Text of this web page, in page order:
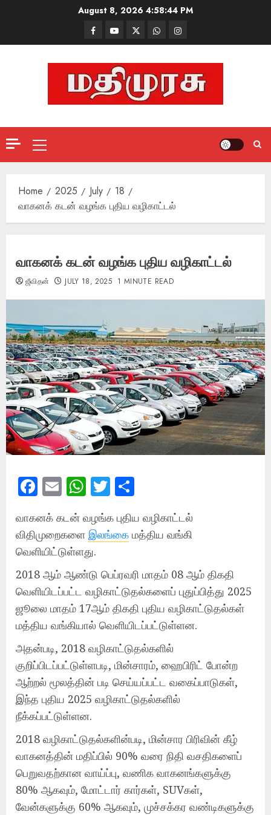
August 8, 2026 4:58:45 PM
FacebookMathemurasu
TV
TwitterWhatsAppInstagram
Primary
Menu
Home 2025 July
18
வாகனக் கடன் வழங்க புதிய வழிகாட்டல்
வாகனக் கடன் வழங்க புதிய வழிகாட்டல்
ஜீவிதன் JULY 18, 2025 1 MINUTE READ
Facebook
EmailWhatsApp
Twitter
வாகனக் கடன் வழங்க புதிய வழிகாட்டல்
விதிமுறைகளை இலங்கை மத்திய வங்கி
வெளியிட்டுள்ளது.
2018 ஆம் ஆண்டு பெப்ரவரி மாதம் 08 ஆம் திகதி
வெளியிடப்பட்ட வழிகாட்டுதல்களைப் புதுப்பித்து 2025
ஜூலை மாதம் 17ஆம் திகதி புதிய வழிகாட்டுதல்கள்
மத்திய வங்கியால் வெளியிடப்பட்டுள்ளன.
அதன்படி, 2018 வழிகாட்டுதல்களில்
குறிப்பிடப்பட்டுள்ளபடி, மின்சாரம், ஹைபிரிட் போன்ற
ஆற்றல் மூலத்தின் படி செய்யப்பட்ட வகைப்பாடுகள்,
இந்த புதிய 2025 வழிகாட்டுதல்களில்
நீக்கப்பட்டுள்ளன.
2018 வழிகாட்டுதல்களின்படி, மின்சார பிரிவின் கீழ்
வாகனத்தின் மதிப்பில் 90% வரை நிதி வசதிகளைப்
பெறுவதற்கான வாய்ப்பு, வணிக வாகனங்களுக்கு
80% ஆகவும், மோட்டார் கார்கள், SUVகள்,
வேன்களுக்கு 60% ஆகவும், முச்சக்கர வண்டிகளுக்கு